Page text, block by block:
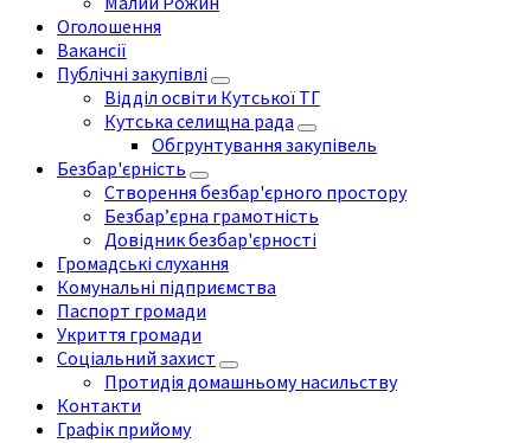
Оголошення
Вакансії
Публічні закупівлі
Відділ освіти Кутської ТГ
Кутська селищна рада
Обгрунтування закупівель
Безбар'єрність
Створення безбар'єрного простору
Безбар’єрна грамотність
Довідник безбар'єрності
Громадські слухання
Комунальні підприємства
Паспорт громади
Укриття громади
Соціальний захист
Протидія домашньому насильству
Контакти
Графік прийому